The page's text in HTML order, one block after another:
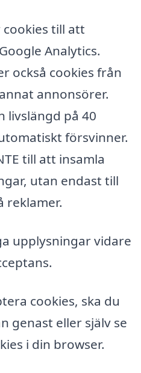
till att
Analytics.
också cookies från
annonsörer.
livslängd på 40
försvinner.
till att insamla
utan endast till
reklamer.
upplysningar vidare
cookies, ska du
genast eller själv se
i din browser.